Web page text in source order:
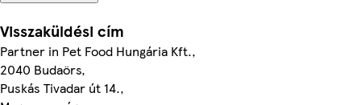
Visszaküldési cím
Partner in Pet Food Hungária Kft.,
2040 Budaörs,
Puskás Tivadar út 14.,